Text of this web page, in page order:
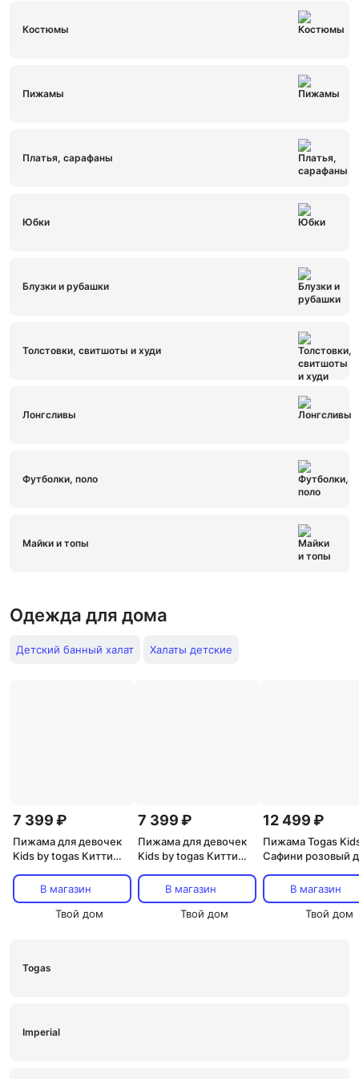
Костюмы
Пижамы
Платья, сарафаны
Юбки
Блузки и рубашки
Толстовки, свитшоты и худи
Лонгсливы
Футболки, поло
Майки и топы
Одежда для дома
Детский банный халат Халаты детские
7 399 ₽
Пижама для девочек
Kids by togas Китти
В магазин
Твой дом
7 399 ₽
Пижама для девочек
Kids by togas Китти
В магазин
Твой дом
12 499 ₽
Пижама Togas
Сафини розовый
В магазин
Твой дом
Togas
Imperial